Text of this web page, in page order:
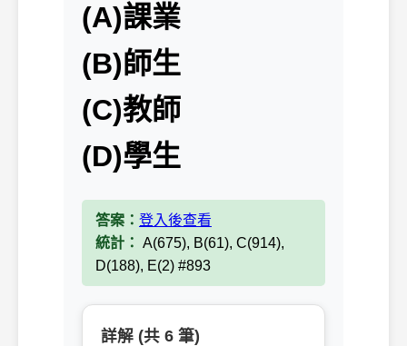
(A)課業
(B)師生
(C)教師
(D)學生
答案： 登入後查看
統計： A(675), B(61), C(914),
D(188), E(2) #893
詳解 (共 6 筆)